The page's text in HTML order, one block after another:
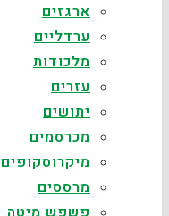
ארגזים
ערדליים
מלכודות
עזרים
יתושים
מכרסמים
מיקרוסקופים
מרססים